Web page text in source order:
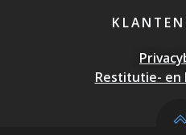
Restitutie- en